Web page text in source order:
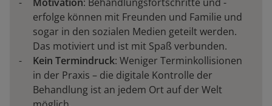
erfolge können mit Freunden und Familie und
sogar in den sozialen Medien geteilt werden.
Das motiviert und ist mit Spaß verbunden.
Kein Termindruck: Weniger Terminkollisionen
in der Praxis – die digitale Kontrolle der
Behandlung ist an jedem Ort auf der Welt